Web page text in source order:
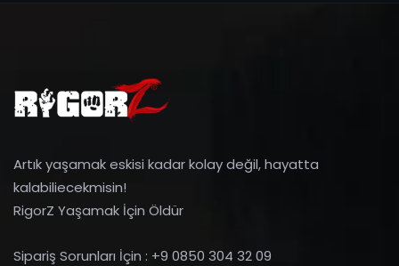
Artık yaşamak eskisi kadar kolay değil, hayatta
kalabiliecekmisin!
RigorZ Yaşamak İçin Öldür
Sipariş Sorunları İçin : +9 0850 304 32 09